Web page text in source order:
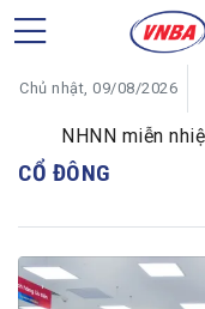
Chủ nhật, 09/08/2026
NHNN miễn
CỔ ĐÔNG